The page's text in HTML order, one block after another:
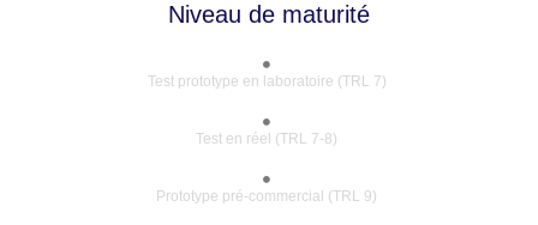
Niveau de maturité
Test prototype en laboratoire (TRL 7)
Test en réel (TRL 7-8)
Prototype pré-commercial (TRL 9)